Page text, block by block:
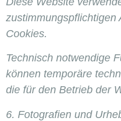
zustimmungspflichtigen
Cookies.
Technisch notwendige
können temporäre
die für den Betrieb der
6. Fotografien und